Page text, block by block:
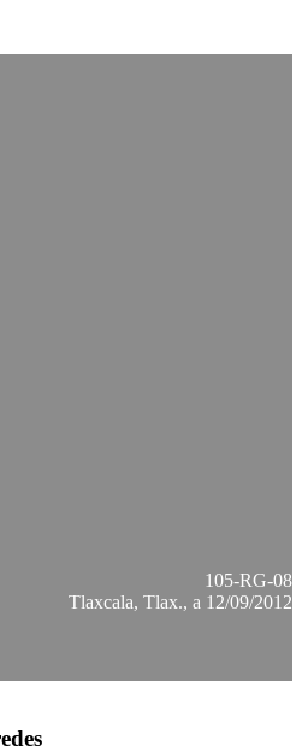
105-RG-08
Tlaxcala, Tlax., a 12/09/2012